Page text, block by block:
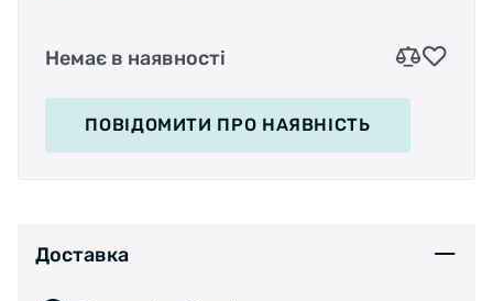
стороні. Матеріал на долонях — шкіра,
забезпечує гарне зчеплення. Перший шар
зовнішнього матеріалу — 100 % поліестер,
підкладка з м’якого флісу буде тримати руки
Немає в наявності
ПОВІДОМИТИ ПРО НАЯВНІСТЬ
Доставка